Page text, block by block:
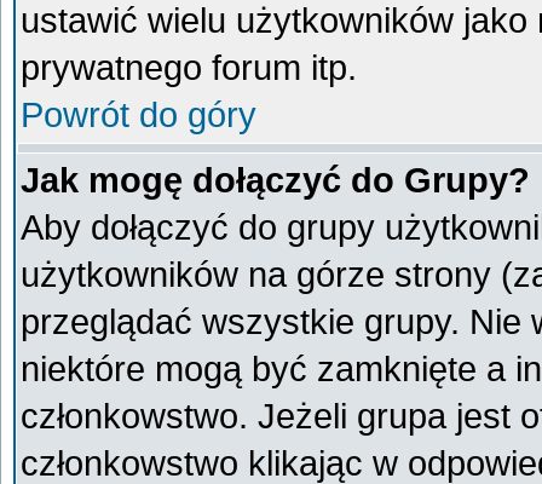
ustawić wielu użytkowników
prywatnego forum itp.
Powrót do góry
Jak mogę dołączyć do Grupy?
Aby dołączyć do grupy
użytkowników na górze strony
przeglądać wszystkie grupy.
niektóre mogą być zamknięte a
członkowstwo. Jeżeli grupa jest
członkowstwo klikając w